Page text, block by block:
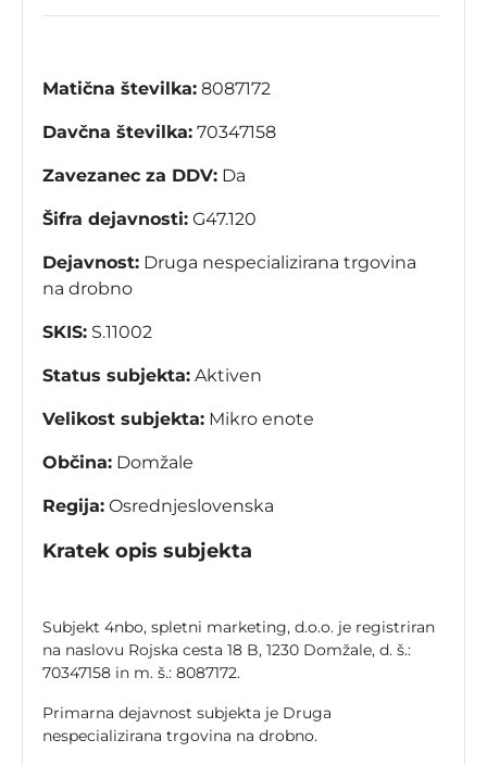
Matična številka: 8087172
Davčna številka: 70347158
Zavezanec za DDV: Da
Šifra dejavnosti: G47.120
Dejavnost: Druga nespecializirana trgovina
na drobno
SKIS: S.11002
Status subjekta: Aktiven
Velikost subjekta: Mikro enote
Občina: Domžale
Regija: Osrednjeslovenska
Kratek opis subjekta
Subjekt 4nbo, spletni marketing, d.o.o. je registriran
na naslovu Rojska cesta 18 B, 1230 Domžale, d. š.:
70347158 in m. š.: 8087172.
Primarna dejavnost subjekta je Druga
nespecializirana trgovina na drobno.